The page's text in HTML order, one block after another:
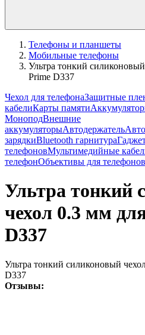
Телефоны и планшеты
Мобильные телефоны
Ультра тонкий
Prime D337
Чехол для телефонаЗащитные
кабелиКарты памяти
МоноподВнешние
аккумуляторыАвтодержатель
зарядкиBluetooth гарнитура
телефоновМультимедийные
телефонОбъективы для телефонов
Ультра тонкий
чехол 0.3 мм
D337
Ультра тонкий силиконовый
D337
Отзывы: